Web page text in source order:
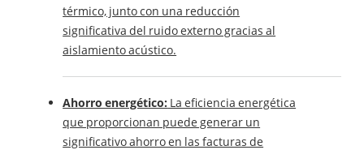
térmico, junto con una reducción
significativa del ruido externo gracias al
aislamiento acústico.
Ahorro energético: La eficiencia energética
que proporcionan puede generar un
significativo ahorro en las facturas de